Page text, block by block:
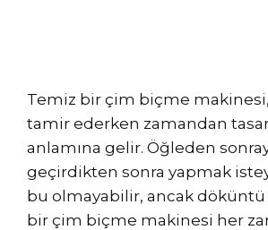
Temiz bir çim biçme
tamir ederken zamandan
anlamına gelir. Öğleden
geçirdikten sonra yapmak
bu olmayabilir, ancak
bir çim biçme makinesi her